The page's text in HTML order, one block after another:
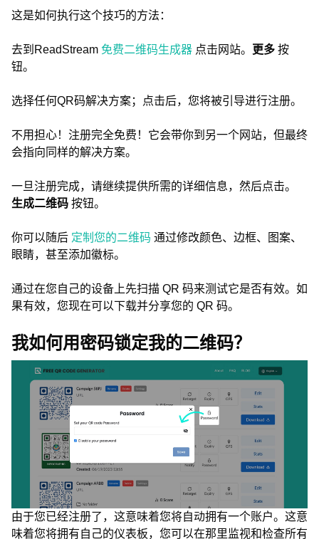
这是如何执行这个技巧的方法：
去到ReadStream 免费二维码生成器 点击网站。 更多 按
钮。
选择任何QR码解决方案；点击后，您将被引导进行注册。
不用担心！注册完全免费！它会带你到另一个网站，但最终
会指向同样的解决方案。
一旦注册完成，请继续提供所需的详细信息，然后点击。
生成二维码 按钮。
你可以随后 定制您的二维码 通过修改颜色、边框、图案、
眼睛，甚至添加徽标。
通过在您自己的设备上先扫描 QR 码来测试它是否有效。如
果有效，您现在可以下载并分享您的 QR 码。
我如何用密码锁定我的二维码？
由于您已经注册了，这意味着您将自动拥有一个账户。这意
味着您将拥有自己的仪表板，您可以在那里监视和检查所有